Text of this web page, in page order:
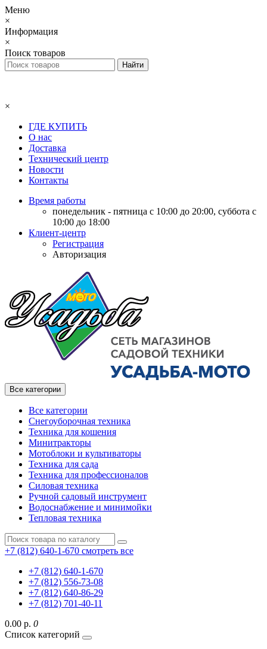
Меню
×
Информация
×
Поиск товаров
×
ГДЕ КУПИТЬ
О нас
Доставка
Технический центр
Новости
Контакты
Время работы
понедельник - пятница с 10:00 до 20:00, суббота с
10:00 до 18:00
Клиент-центр
Регистрация
Авторизация
Все категории
Все категории
Снегоуборочная техника
Техника для кошения
Минитракторы
Мотоблоки и культиваторы
Техника для сада
Техника для профессионалов
Силовая техника
Ручной садовый инструмент
Водоснабжение и минимойки
Тепловая техника
+7 (812) 640-1-670 смотреть все
+7 (812) 640-1-670
+7 (812) 556-73-08
+7 (812) 640-86-29
+7 (812) 701-40-11
0.00 р. 0
Список категорий